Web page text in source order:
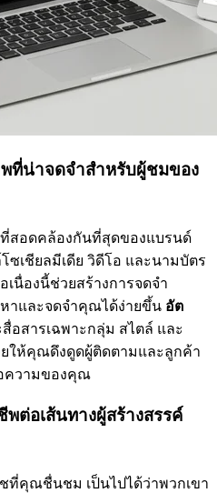
ที่น่าจดจำสำหรับผู้ชมของ
สอดคล้องกันที่สุดของแบรนด์
ซเชียลมีเดีย วิดีโอ และนามบัตร
นื่องนี้ช่วยสร้างการจดจำ
และจดจำคุณได้ง่ายขึ้น อัต
อสารเฉพาะกลุ่ม สไตล์ และ
ห้คุณดึงดูดผู้ติดตามและลูกค้า
ความของคุณ
ต่อเส้นทางผู้สร้างสรรค์
ที่คุณชื่นชม เป็นไปได้ว่าพวกเขา